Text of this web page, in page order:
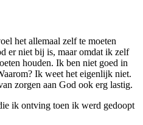
het allemaal zelf te moeten
er niet bij is, maar omdat ik zelf
houden. Ik ben niet goed in
Ik weet het eigenlijk niet.
zorgen aan God ook erg lastig.
ik ontving toen ik werd gedoopt